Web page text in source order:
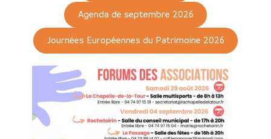
Agenda de septembre 2026
Journées Européennes du Patrimoine 2026